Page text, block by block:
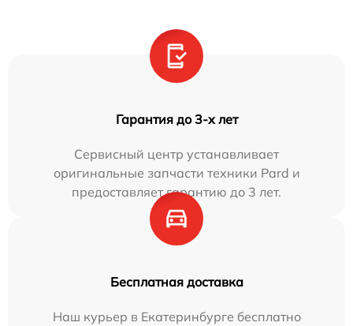
Гарантия до 3-х лет
Сервисный центр устанавливает
оригинальные запчасти техники Pard и
предоставляет гарантию до 3 лет.
Бесплатная доставка
Наш курьер в Екатеринбурге бесплатно